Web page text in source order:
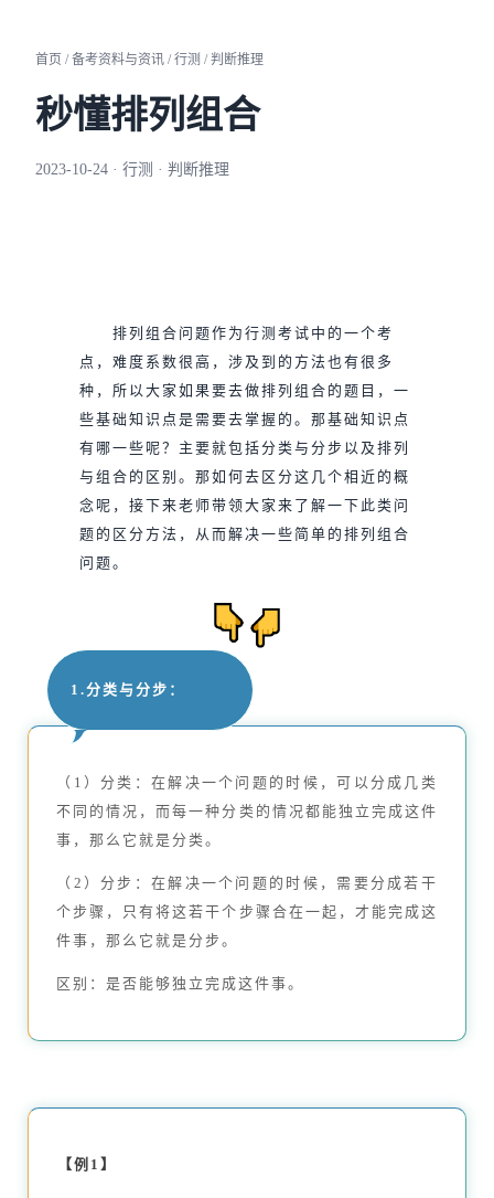
首页 / 备考资料与资讯 / 行测 / 判断推理
秒懂排列组合
2023-10-24 · 行测 · 判断推理
排列组合问题作为行测考试中的一个考
点，难度系数很高，涉及到的方法也有很多
种，所以大家如果要去做排列组合的题目，一
些基础知识点是需要去掌握的。那基础知识点
有哪一些呢？主要就包括分类与分步以及排列
与组合的区别。那如何去区分这几个相近的概
念呢，接下来老师带领大家来了解一下此类问
题的区分方法，从而解决一些简单的排列组合
问题。
1.分类与分步：
（1）分类：在解决一个问题的时候，可以分成几类
不同的情况，而每一种分类的情况都能独立完成这件
事，那么它就是分类。
（2）分步：在解决一个问题的时候，需要分成若干
个步骤，只有将这若干个步骤合在一起，才能完成这
件事，那么它就是分步。
区别：是否能够独立完成这件事。
【例1】